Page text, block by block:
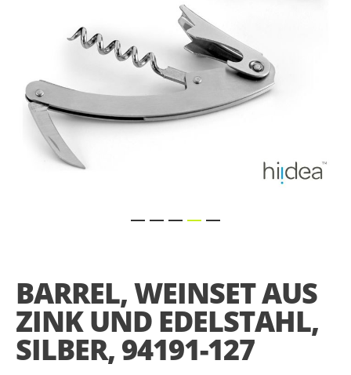
beginning
of
the
images
gallery
BARREL, WEINSET AUS
ZINK UND EDELSTAHL,
SILBER, 94191-127